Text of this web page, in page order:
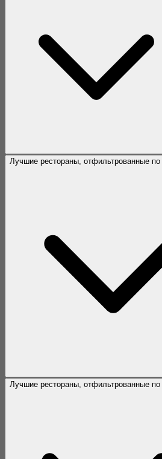
Лучшие рестораны, отфильтрованные
Лучшие рестораны, отфильтрованные по